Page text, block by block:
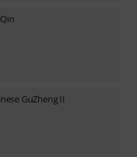
GuZheng II